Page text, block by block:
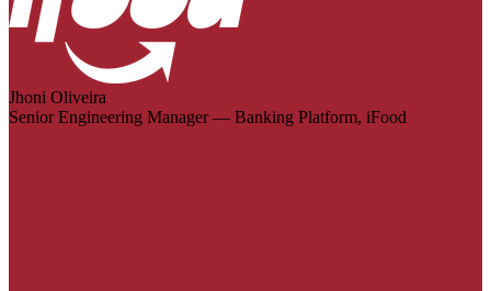
Jhoni Oliveira
Senior Engineering Manager — Banking Platform, iFood